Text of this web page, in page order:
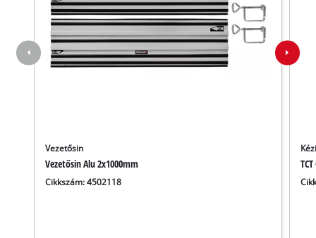
Vezetősin
Vezetősin Alu 2x1000mm
Cikkszám: 4502118